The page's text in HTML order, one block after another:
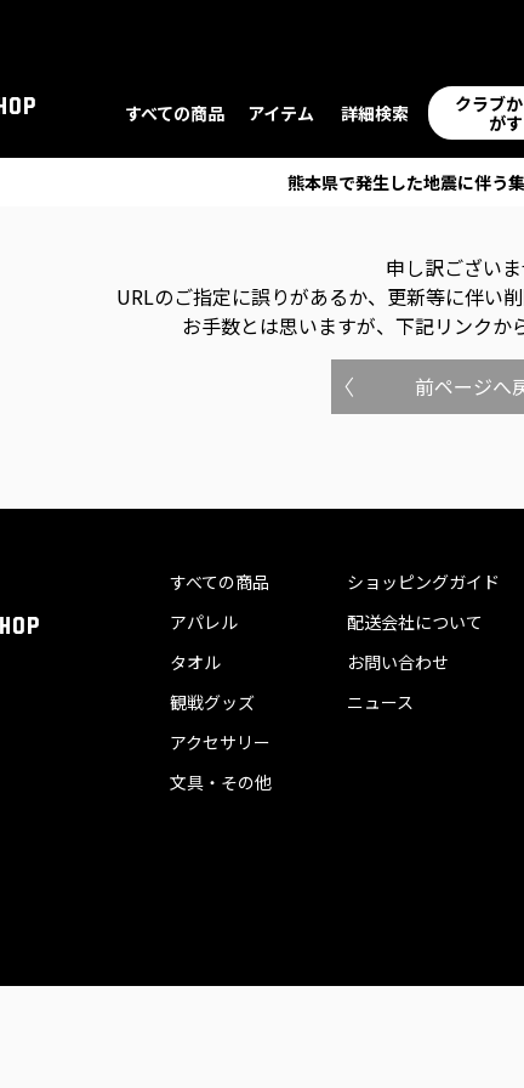
すべての商品 アイテム 詳細検索
クラブ
がす
熊本県で発生した地震に伴う
申し訳ございま
URLのご指定に誤りがあるか、更新等に伴い
お手数とは思いますが、下記リンクか
前ページへ
すべての商品
アパレル
タオル
観戦グッズ
アクセサリー
文具・その他
ショッピングガイド
配送会社について
お問い合わせ
ニュース